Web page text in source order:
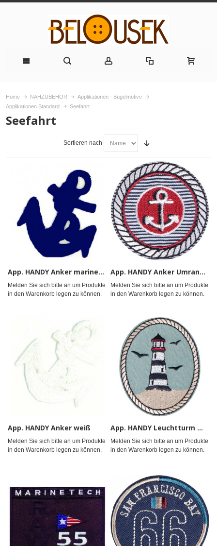
Home NÄHZUBEHÖR
Applikationen - Bügelmotive
Applikationen Standard
Seefahrt
Seefahrt
Sortieren nach
App. HANDY Anker marineblau
Melden Sie sich bitte an um Produkte
in den Warenkorb legen zu können.
App. HANDY Anker Umrandung weiß
Melden Sie sich bitte an um Produkte
in den Warenkorb legen zu können.
App. HANDY Anker weiß
Melden Sie sich bitte an um Produkte
in den Warenkorb legen zu können.
App. HANDY Leuchtturm mint
Melden Sie sich bitte an um Produkte
in den Warenkorb legen zu können.